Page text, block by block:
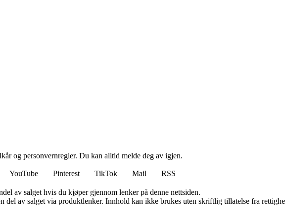
og personvernregler. Du kan alltid melde deg av igjen.
YouTube Pinterest TikTok Mail
RSS
av salget hvis du kjøper gjennom lenker på denne nettsiden.
av salget via produktlenker. Innhold kan ikke brukes uten skriftlig tillatelse fra